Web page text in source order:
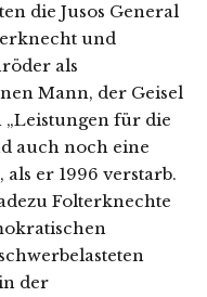
die Jusos General
und
als
Mann, der Geisel
„Leistungen für die
auch noch eine
als er 1996 verstarb.
Folterknechte
der